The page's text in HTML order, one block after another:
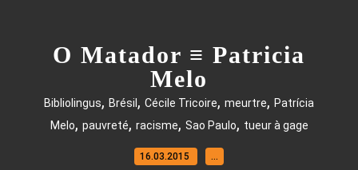
O Matador ≡ Patricia
Melo
Bibliolingus, Brésil , Cécile Tricoire, meurtre, Patrícia
Melo, pauvreté, racisme, Sao Paulo, tueur à gage
16.03.2015 …